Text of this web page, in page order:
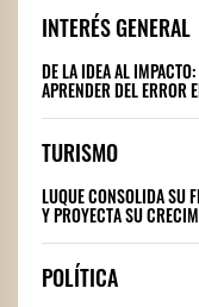
INTERÉS GENERAL
DE LA IDEA AL
APRENDER DEL ERROR
TURISMO
LUQUE CONSOLIDA SU
Y PROYECTA SU
POLÍTICA